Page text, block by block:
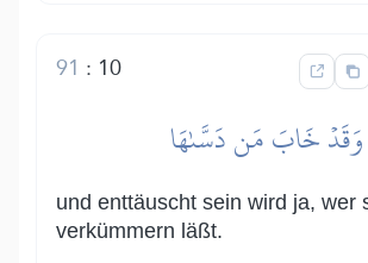
10
:
91
وَقَدۡ خَابَ مَن دَسَّىٰهَا
und enttäuscht sein wird ja, wer
verkümmern läßt.